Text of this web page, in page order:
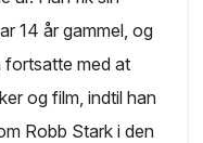
14 år gammel, og
fortsatte med at
og film, indtil han
Robb Stark i den